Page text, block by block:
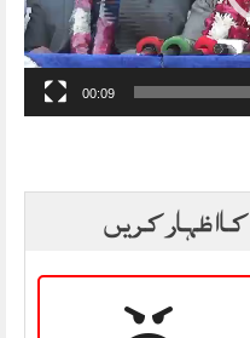
00:09
کا اظہار کریں